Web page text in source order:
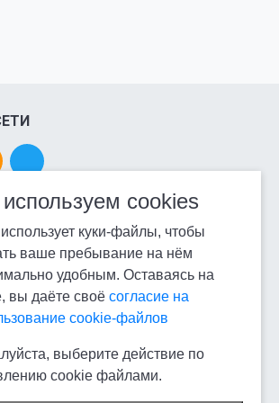
cookies
куки-файлы, чтобы
ваше пребывание на нём
удобным. Оставаясь на
вы даёте своё согласие на
cookie-файлов
выберите действие по
cookie файлами.